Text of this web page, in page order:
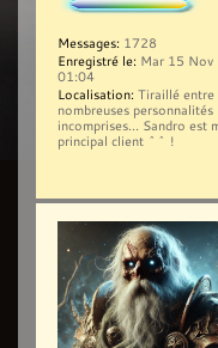
Messages: 1728
Enregistré le: Mar 15 Nov
01:04
Localisation: Tiraillé entre
nombreuses personnalités
incomprises... Sandro est
principal client ^^ !